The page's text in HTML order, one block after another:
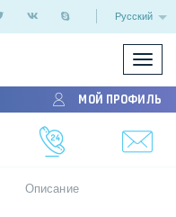
Русский
/
МОЙ ПРОФИЛЬ
Описание